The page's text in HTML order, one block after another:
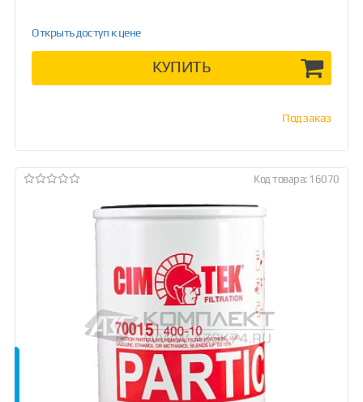
Открыть доступ к цене
КУПИТЬ
Под заказ
Код товара: 16070